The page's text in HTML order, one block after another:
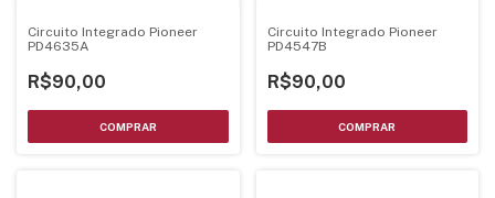
Circuito Integrado Pioneer
PD4635A
R$90,00
Circuito Integrado Pioneer
PD4547B
R$90,00